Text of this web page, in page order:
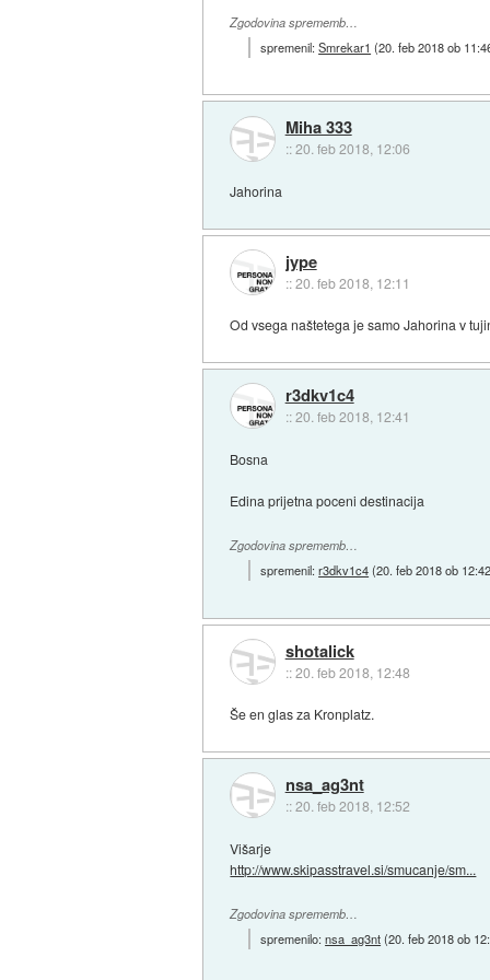
Zgodovina sprememb…
spremenil:Smrekar1 (20. feb 2018 ob
Miha 333
::20. feb 2018, 12:06
Jahorina
jype
::20. feb 2018, 12:11
Od vsega naštetega je samo Jahorina v
r3dkv1c4
::20. feb 2018, 12:41
Bosna
Edina prijetna poceni destinacija
Zgodovina sprememb…
spremenil:r3dkv1c4(20. feb 2018 ob
shotalick
::20. feb 2018, 12:48
Še en glas za Kronplatz.
nsa_ag3nt
::20. feb 2018, 12:52
Višarje
http://www.skipasstravel.si/smucanje/sm...
Zgodovina sprememb…
spremenilo:nsa_ag3nt(20. feb 2018 ob